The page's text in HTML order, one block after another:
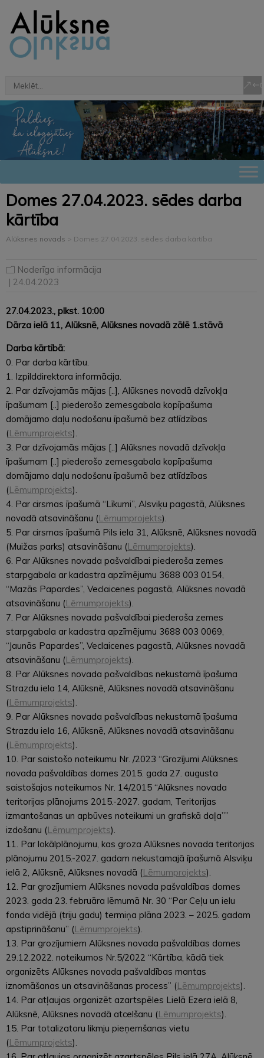
Domes 27.04.2023. sēdes darba
kārtība
Alūksnes novads > Domes 27.04.2023. sēdes darba kārtība
Noderīga informācija
| 24.04.2023
27.04.2023., plkst. 10:00
Dārza ielā 11, Alūksnē, Alūksnes novadā zālē 1.stāvā
Darba kārtībā:
0. Par darba kārtību.
1. Izpilddirektora informācija.
2. Par dzīvojamās mājas [..], Alūksnes novadā dzīvokļa
īpašumam [..] piederošo zemesgabala kopīpašuma
domājamo daļu nodošanu īpašumā bez atlīdzības
(Lēmumprojekts).
3. Par dzīvojamās mājas [..] Alūksnes novadā dzīvokļa
īpašumam [..] piederošo zemesgabala kopīpašuma
domājamo daļu nodošanu īpašumā bez atlīdzības
(Lēmumprojekts).
4. Par cirsmas īpašumā “Līkumi”, Alsviķu pagastā, Alūksnes
novadā atsavināšanu (Lēmumprojekts).
5. Par cirsmas īpašumā Pils iela 31, Alūksnē, Alūksnes novadā
(Muižas parks) atsavināšanu (Lēmumprojekts).
6. Par Alūksnes novada pašvaldībai piederoša zemes
starpgabala ar kadastra apzīmējumu 3688 003 0154,
“Mazās Papardes”, Veclaicenes pagastā, Alūksnes novadā
atsavināšanu (Lēmumprojekts).
7. Par Alūksnes novada pašvaldībai piederoša zemes
starpgabala ar kadastra apzīmējumu 3688 003 0069,
“Jaunās Papardes”, Veclaicenes pagastā, Alūksnes novadā
atsavināšanu (Lēmumprojekts).
8. Par Alūksnes novada pašvaldības nekustamā īpašuma
Strazdu iela 14, Alūksnē, Alūksnes novadā atsavināšanu
(Lēmumprojekts).
9. Par Alūksnes novada pašvaldības nekustamā īpašuma
Strazdu iela 16, Alūksnē, Alūksnes novadā atsavināšanu
(Lēmumprojekts).
10. Par saistošo noteikumu Nr. /2023 “Grozījumi Alūksnes
novada pašvaldības domes 2015. gada 27. augusta
saistošajos noteikumos Nr. 14/2015 “Alūksnes novada
teritorijas plānojums 2015.-2027. gadam, Teritorijas
izmantošanas un apbūves noteikumi un grafiskā daļa””
izdošanu (Lēmumprojekts).
11. Par lokālplānojumu, kas groza Alūksnes novada teritorijas
plānojumu 2015.-2027. gadam nekustamajā īpašumā Alsviķu
ielā 2, Alūksnē, Alūksnes novadā (Lēmumprojekts).
12. Par grozījumiem Alūksnes novada pašvaldības domes
2023. gada 23. februāra lēmumā Nr. 30 “Par Ceļu un ielu
fonda vidējā (triju gadu) termiņa plāna 2023. – 2025. gadam
apstiprināšanu” (Lēmumprojekts).
13. Par grozījumiem Alūksnes novada pašvaldības domes
29.12.2022. noteikumos Nr.5/2022 “Kārtība, kādā tiek
organizēts Alūksnes novada pašvaldības mantas
iznomāšanas un atsavināšanas process” (Lēmumprojekts).
14. Par atļaujas organizēt azartspēles Lielā Ezera ielā 8,
Alūksnē, Alūksnes novadā atcelšanu (Lēmumprojekts).
15. Par totalizatoru likmju pieņemšanas vietu
(Lēmumprojekts).